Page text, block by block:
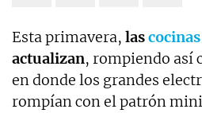
Esta primavera, lascocinas
actualizan, rompiendo así
en donde los grandes
rompían con el patrón